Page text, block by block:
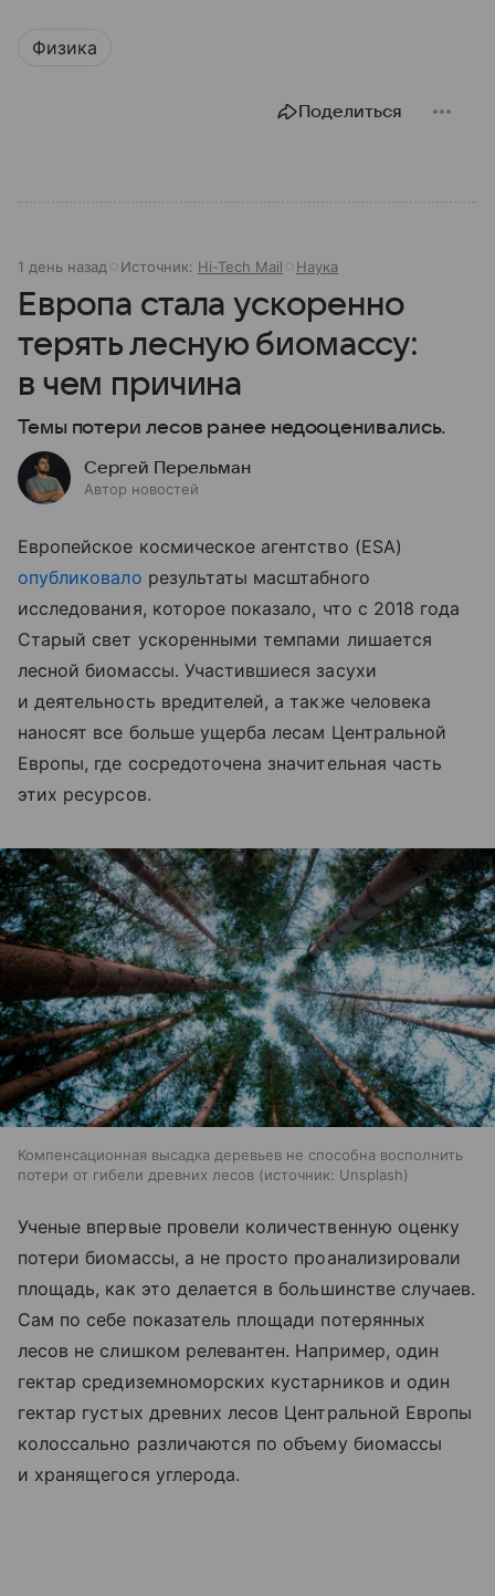
Физика
Поделиться
1 день назад Источник: Hi-Tech Mail Наука
Европа стала ускоренно
терять лесную биомассу:
в чем причина
Темы потери лесов ранее недооценивались.
Сергей Перельман
Автор новостей
Европейское космическое агентство (ESA)
опубликовало результаты масштабного
исследования, которое показало, что с 2018 года
Старый свет ускоренными темпами лишается
лесной биомассы. Участившиеся засухи
и деятельность вредителей, а также человека
наносят все больше ущерба лесам Центральной
Европы, где сосредоточена значительная часть
этих ресурсов.
Компенсационная высадка деревьев не способна восполнить
потери от гибели древних лесов
источник: Unsplash
Ученые впервые провели количественную оценку
потери биомассы, а не просто проанализировали
площадь, как это делается в большинстве случаев.
Сам по себе показатель площади потерянных
лесов не слишком релевантен. Например, один
гектар средиземноморских кустарников и один
гектар густых древних лесов Центральной Европы
колоссально различаются по объему биомассы
и хранящегося углерода.